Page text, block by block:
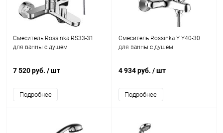
Смеситель Rossinka RS33-31
для ванны с душем
7 520 руб. / шт
Подробнее
Смеситель Rossinka Y Y40-30
для ванны с душем
4 934 руб. / шт
Подробнее